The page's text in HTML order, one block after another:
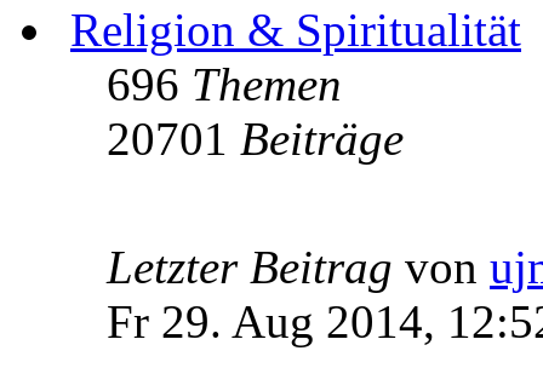
Religion & Spiritualität
696 Themen
20701 Beiträge
Letzter Beitrag von
Fr 29. Aug 2014,